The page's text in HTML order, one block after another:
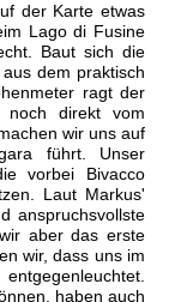
der Karte etwas
Lago di Fusine
Baut sich die
dem praktisch
ragt der
noch direkt vom
wir uns auf
führt. Unser
vorbei Bivacco
Laut Markus'
anspruchsvollste
aber das erste
wir, dass uns im
haben auch